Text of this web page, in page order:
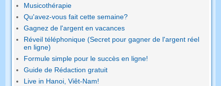
Musicothérapie
Qu'avez-vous fait cette semaine?
Gagnez de l'argent en vacances
Réveil téléphonique (Secret pour gagner de l'argent réel
en ligne)
Formule simple pour le succès en ligne!
Guide de Rédaction gratuit
Live in Hanoi, Viêt-Nam!